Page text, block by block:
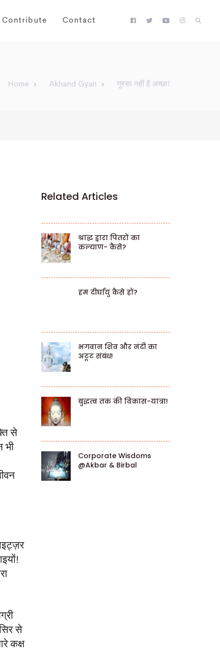
Contribute Contact
Home Akhand Gyan गुस्सा नहीं है अच्छा!
से
भी
से
कक्ष
Related Articles
श्राद्ध द्वारा पितरों का
कल्याण- कैसे?
हम दीर्घायु कैसे हों?
भगवान शिव और नंदी का
अटूट संबंध!
बुद्धत्व तक की विकास-यात्रा!
Corporate Wisdoms
@Akbar & Birbal